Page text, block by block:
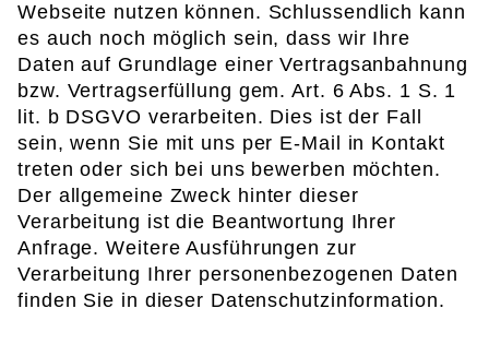
Webseite nutzen können. Schlussendlich kann
es auch noch möglich sein, dass wir Ihre
Daten auf Grundlage einer Vertragsanbahnung
bzw. Vertragserfüllung gem. Art. 6 Abs. 1 S. 1
lit. b DSGVO verarbeiten. Dies ist der Fall
sein, wenn Sie mit uns per E-Mail in Kontakt
treten oder sich bei uns bewerben möchten.
Der allgemeine Zweck hinter dieser
Verarbeitung ist die Beantwortung Ihrer
Anfrage. Weitere Ausführungen zur
Verarbeitung Ihrer personenbezogenen Daten
finden Sie in dieser Datenschutzinformation.